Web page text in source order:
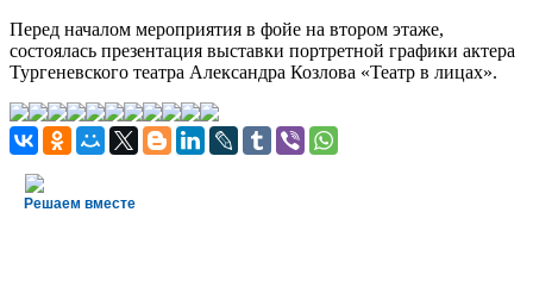
Перед началом мероприятия в фойе на втором этаже,
состоялась презентация выставки портретной графики актера
Тургеневского театра Александра Козлова «Театр в лицах».
Решаем вместе